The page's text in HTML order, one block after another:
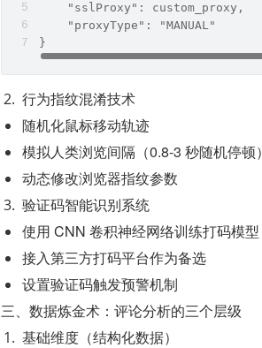
    "sslProxy": custom_proxy,
    "proxyType": "MANUAL"
}
行为指纹混淆技术
随机化鼠标移动轨迹
模拟人类浏览间隔（0.8-3 秒随机停顿）
动态修改浏览器指纹参数
验证码智能识别系统
使用 CNN 卷积神经网络训练打码模型
接入第三方打码平台作为备选
设置验证码触发预警机制
三、数据炼金术：评论分析的三个层级
基础维度（结构化数据）